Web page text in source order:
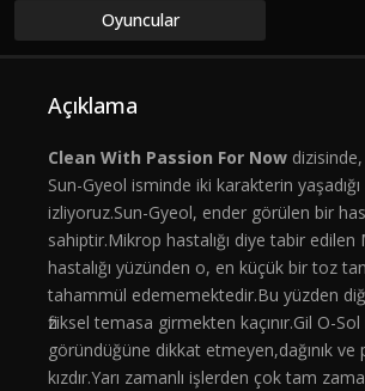
Oyuncular
Açıklama
Clean With Passion For Now
Sun-Gyeol isminde iki karakterin yaşadığı
izliyoruz.Sun-Gyeol, ender görülen bir
sahiptir.Mikrop hastalığı diye tabir edilen
hastalığı yüzünden o, en küçük bir toz
tahammül edememektedir.Bu yüzden
fiziksel temasa girmekten kaçınır.Gil O-Sol
göründüğüne dikkat etmeyen,dağınık ve
kızdır.Yarı zamanlı işlerden çok tam